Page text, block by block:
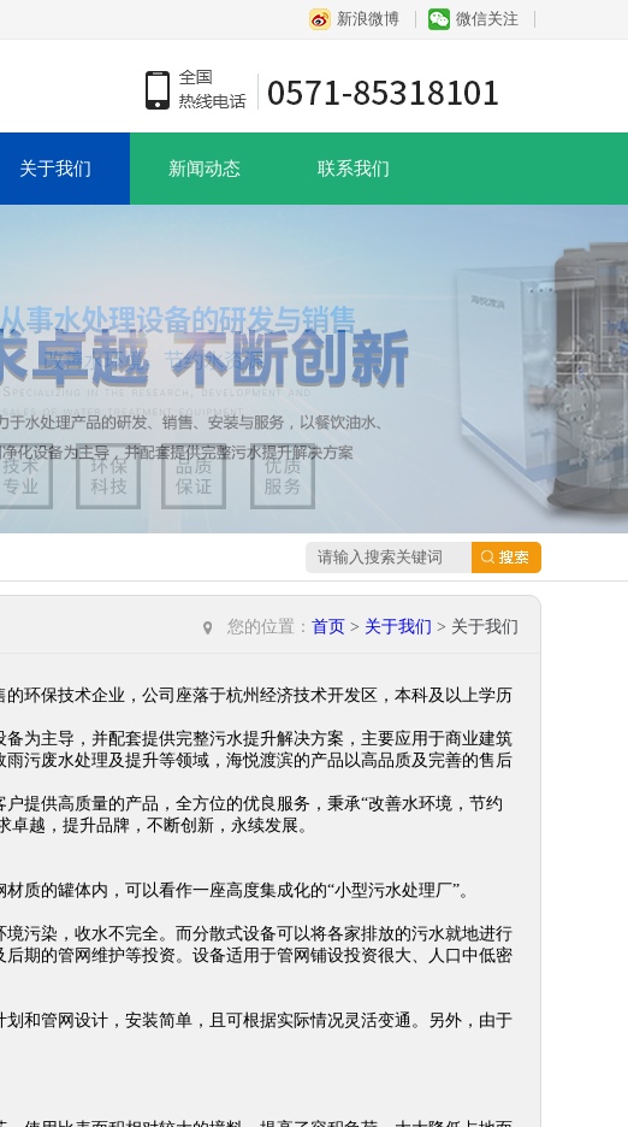
新浪微博 微信关注
关于我们 新闻动态 联系我们
首页 > 关于我们 > 关于我们
您的位置：
环保技术企业，公司座落于杭州经济技术开发区，本科及以上学历
为主导，并配套提供完整污水提升解决方案，主要应用于商业建筑
污废水处理及提升等领域，海悦渡滨的产品以高品质及完善的售后
提供高质量的产品，全方位的优良服务，秉承“改善水环境，节约
越，提升品牌，不断创新，永续发展。
质的罐体内，可以看作一座高度集成化的“小型污水处理厂”。
污染，收水不完全。而分散式设备可以将各家排放的污水就地进行
期的管网维护等投资。设备适用于管网铺设投资很大、人口中低密
和管网设计，安装简单，且可根据实际情况灵活变通。另外，由于